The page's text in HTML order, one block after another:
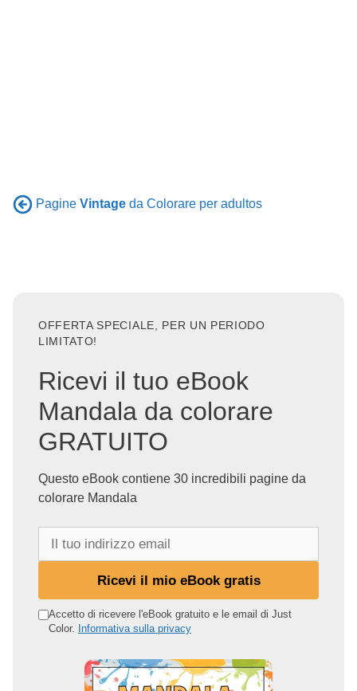
Pagine Vintage da Colorare per adultos
OFFERTA SPECIALE, PER UN PERIODO
LIMITATO!
Ricevi il tuo eBook
Mandala da colorare
GRATUITO
Questo eBook contiene 30 incredibili pagine da
colorare Mandala
o
Ricevi il mio eBook gratis
Accetto di ricevere l'eBook gratuito e le email di Just
Color. Informativa sulla privacy